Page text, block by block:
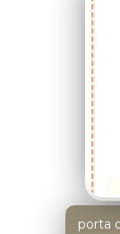
porta